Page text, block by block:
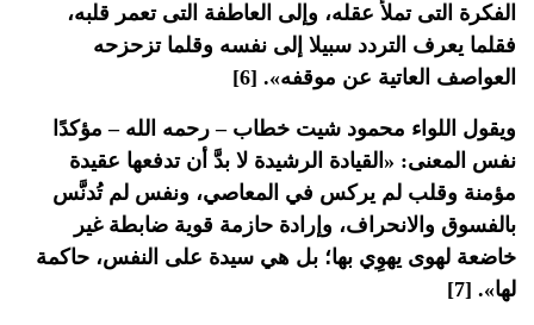
الفكرة التى تملأ عقله، وإلى العاطفة التى تعمر قلبه،
فقلما يعرف التردد سبيلا إلى نفسه وقلما تزحزحه
العواصف العاتية عن موقفه». [6]
ويقول اللواء محمود شيت خطاب – رحمه الله – مؤكدًا
نفس المعنى: «القيادة الرشيدة لا بدَّ أن تدفعها عقيدة
مؤمنة وقلب لم يركس في المعاصي، ونفس لم تُدنَّس
بالفسوق والانحراف، وإرادة حازمة قوية ضابطة غير
خاضعة لهوى يهوِي بها؛ بل هي سيدة على النفس، حاكمة
لها». [7]